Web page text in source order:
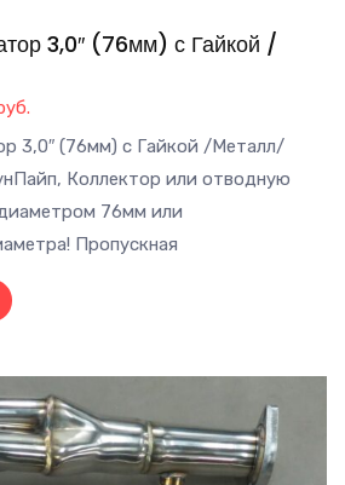
3,0″ (76мм) с Гайкой /
цена:
15,750 руб..
3,0″ (76мм) с Гайкой /Металл/
Коллектор или отводную
76мм или
Пропускная